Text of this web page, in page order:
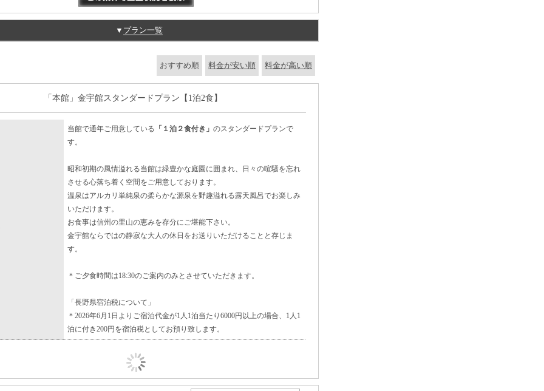
▼ プラン一覧
料金が高い順
料金が安い順
おすすめ順
「本館」金宇館スタンダードプラン【1泊2食】
当館で通年ご用意している 「１泊２食付き」 のスタンダードプランで
す。
昭和初期の風情溢れる当館は緑豊かな庭園に囲まれ、日々の喧騒を忘れ
させる心落ち着く空間をご用意しております。
温泉はアルカリ単純泉の柔らかな源泉を野趣溢れる露天風呂でお楽しみ
いただけます。
お食事は信州の里山の恵みを存分にご堪能下さい。
金宇館ならではの静寂な大人の休日をお送りいただけることと存じま
す。
＊ご夕食時間は18:30のご案内のみとさせていただきます。
「長野県宿泊税について」
＊2026年6月1日よりご宿泊代金が1人1泊当たり6000円以上の場合、1人1
泊に付き200円を宿泊税としてお預り致します。